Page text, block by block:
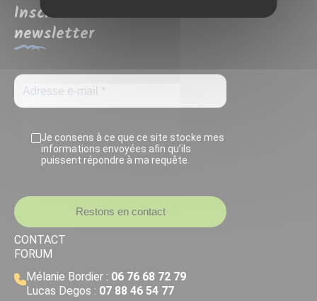
Inscrivez-vous à notre
newsletter
Je consens à ce que ce site stocke mes
informations envoyées afin qu’ils
puissent répondre à ma requête.
Restons en contact
CONTACT
FORUM
Mélanie Bordier : 06 76 68 72 79
Lucas Degos : 07 88 46 54 77